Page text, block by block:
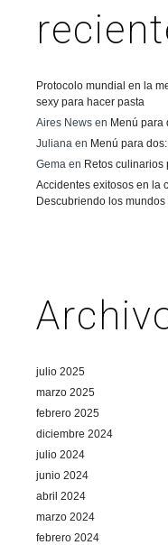
Protocolo mundial en la
sexy para hacer pasta
Aires News en Menú para
Juliana en Menú para
Gema en Retos culinarios
Accidentes exitosos en la
Descubriendo los mundos
julio 2025
marzo 2025
febrero 2025
diciembre 2024
julio 2024
junio 2024
abril 2024
marzo 2024
febrero 2024